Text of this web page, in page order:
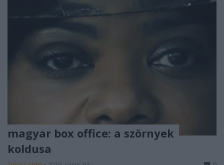
magyar box office: a szörnyek
koldusa